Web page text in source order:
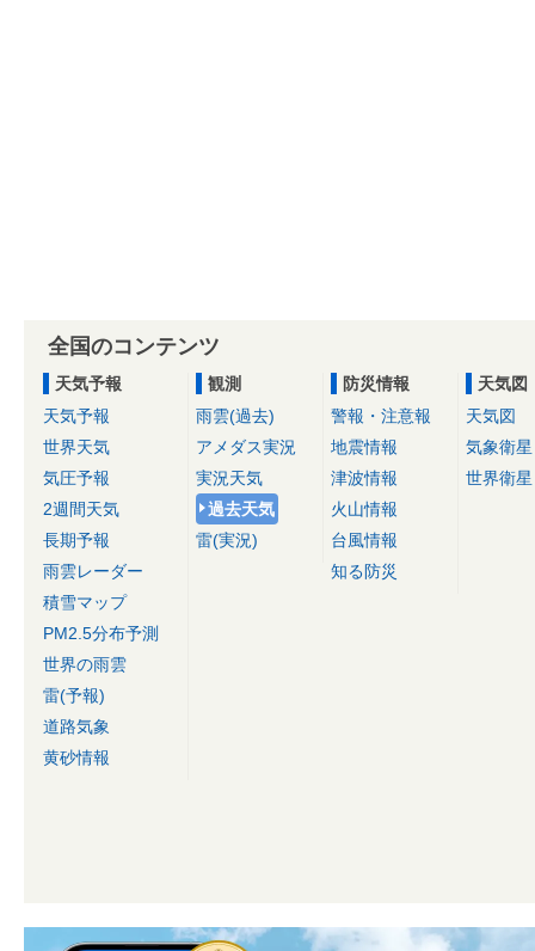
全国のコンテンツ
天気予報
天気予報
世界天気
気圧予報
2週間天気
長期予報
雨雲レーダー
積雪マップ
PM2.5分布予測
世界の雨雲
雷(予報)
道路気象
黄砂情報
観測
雨雲(過去)
アメダス実況
実況天気
過去天気
雷(実況)
防災情報
警報・注意報
地震情報
津波情報
火山情報
台風情報
知る防災
天気図
天気図
気象衛星
世界衛星